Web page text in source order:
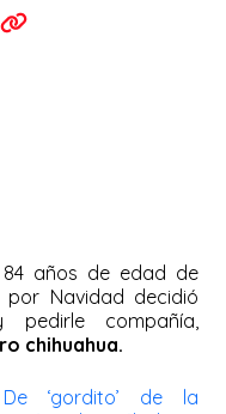
años de edad de
por Navidad decidió
compañía,
chihuahua.
De ‘gordito’ de la